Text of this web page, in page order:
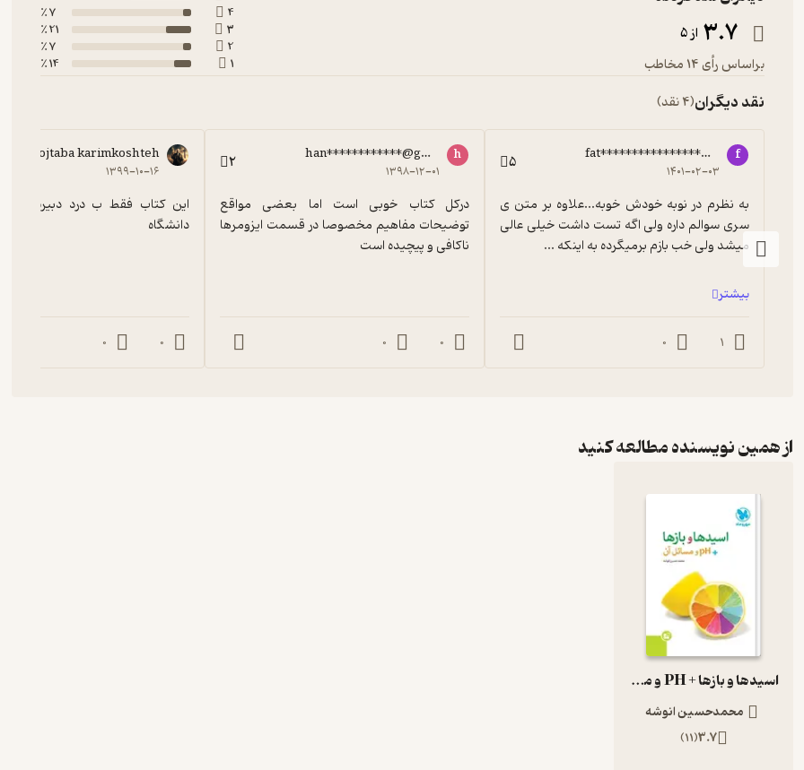
3.7 از 5
براساس رأی 14 مخاطب
4
7 ٪
3
21 ٪
2
7 ٪
1
14 ٪
نقد دیگران(4 نقد)
f
fat****************@gmail.com
۱۴۰۱-۰۲-۰۳ 5
میشد ولی خب بازم برمیگرده به اینکه ...
بیشتر
1
0
h
han************@gmail.com
۱۳۹۸-۱۲-۰۱ 2
ناکافی و پیچیده است
0
0
mojtaba karimkoshteh
۱۳۹۹-۱۰-۱۶
دانشگاه
0
0
از همین نویسنده مطالعه کنید
اسیدها و بازها + PH و مسائل آن
محمدحسین انوشه
3.7
(
11
)